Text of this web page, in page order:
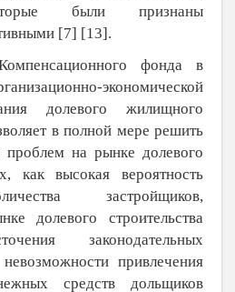
были признаны
[7] [13].
фонда в
экономической
долевого жилищного
в полной мере решить
на рынке долевого
как высокая вероятность
застройщиков,
долевого строительства
законодательных
привлечения
средств дольщиков